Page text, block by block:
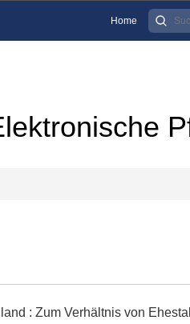
Home
: Zum Verhältnis von